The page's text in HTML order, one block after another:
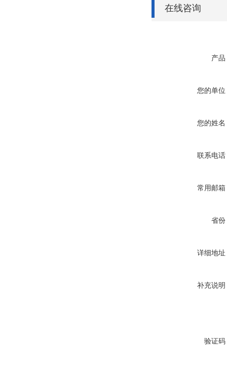
在线咨询
产品
您的单位
您的姓名
联系电话
常用邮箱
省份
详细地址
补充说明
验证码